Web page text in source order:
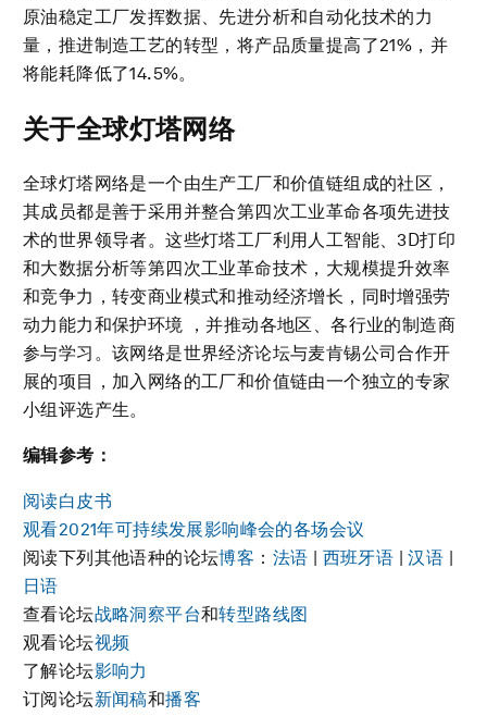
原油稳定工厂发挥数据、先进分析和自动化技术的力
量，推进制造工艺的转型，将产品质量提高了21%，并
将能耗降低了14.5%。
关于全球灯塔网络
全球灯塔网络是一个由生产工厂和价值链组成的社区，
其成员都是善于采用并整合第四次工业革命各项先进技
术的世界领导者。这些灯塔工厂利用人工智能、3D打印
和大数据分析等第四次工业革命技术，大规模提升效率
和竞争力，转变商业模式和推动经济增长，同时增强劳
动力能力和保护环境 ，并推动各地区、各行业的制造商
参与学习。该网络是世界经济论坛与麦肯锡公司合作开
展的项目，加入网络的工厂和价值链由一个独立的专家
小组评选产生。
编辑参考：
阅读白皮书
观看2021年可持续发展影响峰会的各场会议
阅读下列其他语种的论坛博客 ： 法语 西班牙语 |汉语
日语
查看论坛战略洞察平台和转型路线图
观看论坛视频
了解论坛影响力
订阅论坛新闻稿和播客